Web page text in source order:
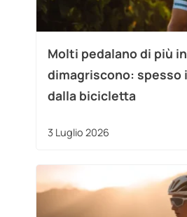
Molti pedalano di più
dimagriscono: spesso
dalla bicicletta
3 Luglio 2026